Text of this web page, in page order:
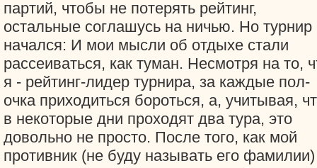
партий, чтобы не потерять рейтинг,
остальные соглашусь на ничью. Но турнир
начался: И мои мысли об отдыхе стали
рассеиваться, как туман. Несмотря на то,
я - рейтинг-лидер турнира, за каждые пол-
очка приходиться бороться, а, учитывая,
в некоторые дни проходят два тура, это
довольно не просто. После того, как мой
противник (не буду называть его фамилии)